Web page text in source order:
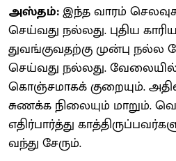
அஸ்தம்:இந்த வாரம்
செய்வது நல்லது. புதிய
துவங்குவதற்கு முன்பு நல்ல
செய்வது நல்லது.
கொஞ்சமாகக் குறையும்.
சுணக்க நிலையும் மாறும்.
எதிர்பார்த்து
வந்து சேரும்.